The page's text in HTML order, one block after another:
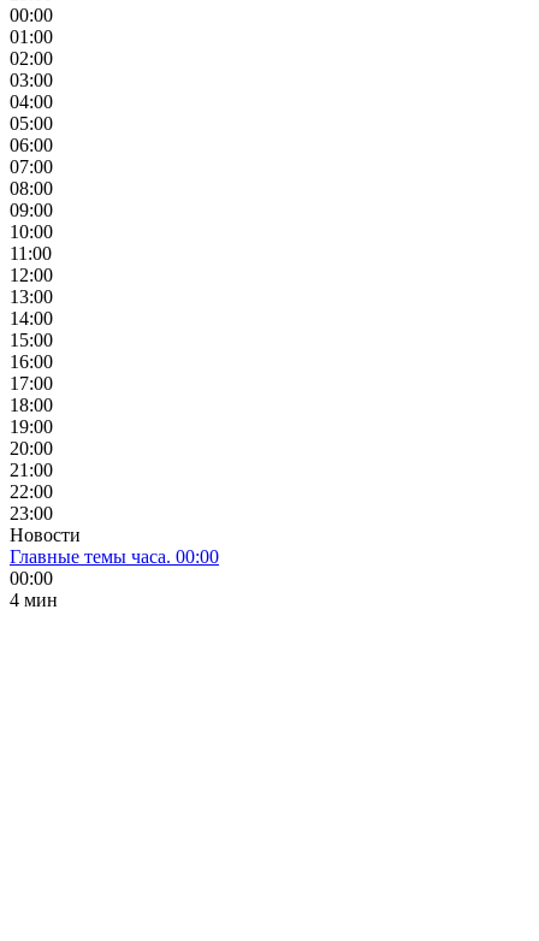
00:00
01:00
02:00
03:00
04:00
05:00
06:00
07:00
08:00
09:00
10:00
11:00
12:00
13:00
14:00
15:00
16:00
17:00
18:00
19:00
20:00
21:00
22:00
23:00
Новости
Главные темы часа. 00:00
00:00
4 мин